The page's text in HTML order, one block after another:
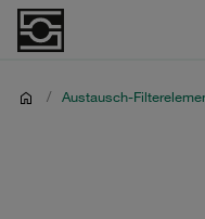
/ Austausch-